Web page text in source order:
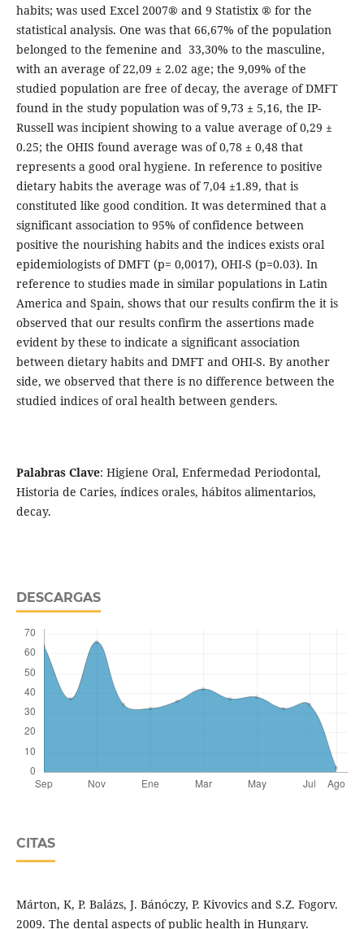
habits; was used Excel 2007® and 9 Statistix ® for the
statistical analysis. One was that 66,67% of the population
belonged to the femenine and 33,30% to the masculine,
with an average of 22,09 ± 2.02 age; the 9,09% of the
studied population are free of decay, the average of DMFT
found in the study population was of 9,73 ± 5,16, the IP-
Russell was incipient showing to a value average of 0,29 ±
0.25; the OHIS found average was of 0,78 ± 0,48 that
represents a good oral hygiene. In reference to positive
dietary habits the average was of 7,04 ±1.89, that is
constituted like good condition. It was determined that a
significant association to 95% of confidence between
positive the nourishing habits and the indices exists oral
epidemiologists of DMFT (p= 0,0017), OHI-S (p=0.03). In
reference to studies made in similar populations in Latin
America and Spain, shows that our results confirm the it is
observed that our results confirm the assertions made
evident by these to indicate a significant association
between dietary habits and DMFT and OHI-S. By another
side, we observed that there is no difference between the
studied indices of oral health between genders.
Palabras Clave: Higiene Oral, Enfermedad Periodontal,
Historia de Caries, índices orales, hábitos alimentarios,
decay.
DESCARGAS
CITAS
Márton, K, P. Balázs, J. Bánóczy, P. Kivovics and S.Z. Fogorv.
2009. The dental aspects of public health in Hungary.